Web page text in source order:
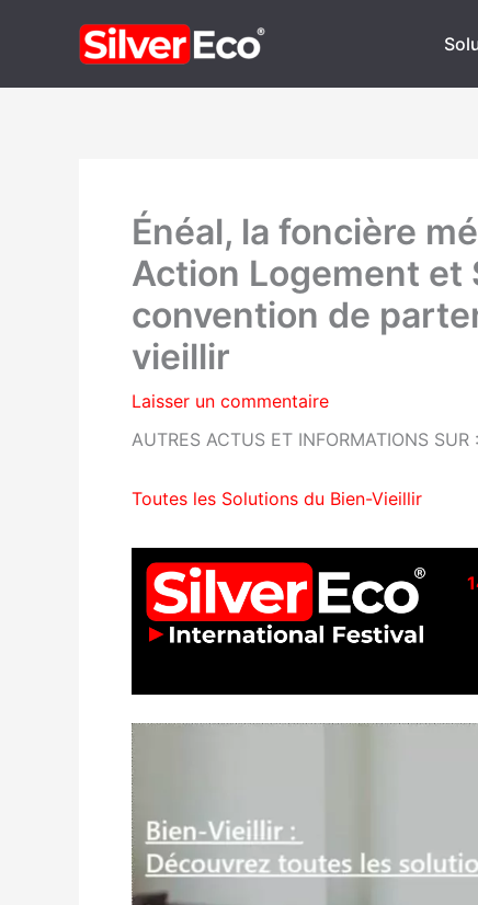
Énéal, la foncière
Action Logement et
convention de
vieillir
Laisser un commentaire
AUTRES ACTUS ET INFORMATIONS SUR :
Toutes les Solutions du Bien-Vieillir